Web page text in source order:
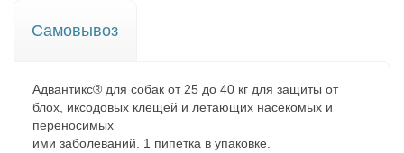
Самовывоз
Адвантикс® для собак от 25 до 40 кг для защиты от
блох, иксодовых клещей и летающих насекомых и
переносимых
ими заболеваний. 1 пипетка в упаковке.